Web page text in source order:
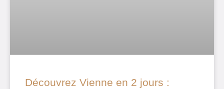
Découvrez Vienne en 2 jours :